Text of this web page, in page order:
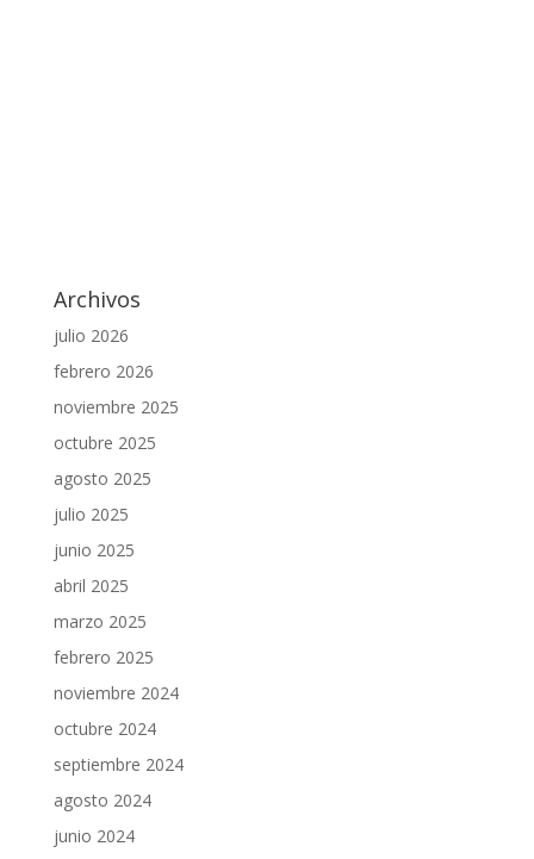
Archivos
julio 2026
febrero 2026
noviembre 2025
octubre 2025
agosto 2025
julio 2025
junio 2025
abril 2025
marzo 2025
febrero 2025
noviembre 2024
octubre 2024
septiembre 2024
agosto 2024
junio 2024